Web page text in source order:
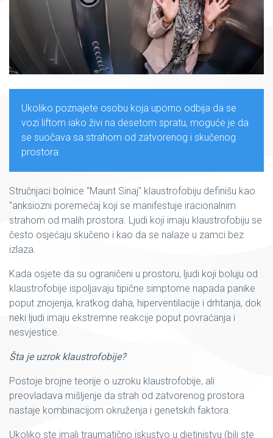
Ukoliko poznajete osobu koja uporno odbija da se
vozi liftom iako živi na desetom spratu, moguće je da
se suočava sa strahom od zatvorenog i skučenog
prostora.
Stručnjaci bolnice "Maunt Sinaj" klaustrofobiju definišu kao
"anksiozni poremećaj koji se manifestuje iracionalnim
strahom od malih prostora. Ljudi koji imaju klaustrofobiju se
često osjećaju skučeno i kao da se nalaze u zamci bez
izlaza.
Kada osjete da su ograničeni u prostoru, ljudi koji boluju od
klaustrofobije ispoljavaju tipične simptome napada panike
poput znojenja, kratkog daha, hiperventilacije i drhtanja, dok
neki ljudi imaju ekstremne reakcije poput povraćanja i
nesvjestice.
Šta je uzrok klaustrofobije?
Postoje brojne teorije o uzroku klaustrofobije, ali
preovladava mišljenje da strah od zatvorenog prostora
nastaje kombinacijom okruženja i genetskih faktora.
Ukoliko ste imali traumatično iskustvo u djetinjstvu (bili ste